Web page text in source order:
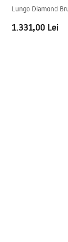
Lungo Diamond
1.331,00 Lei